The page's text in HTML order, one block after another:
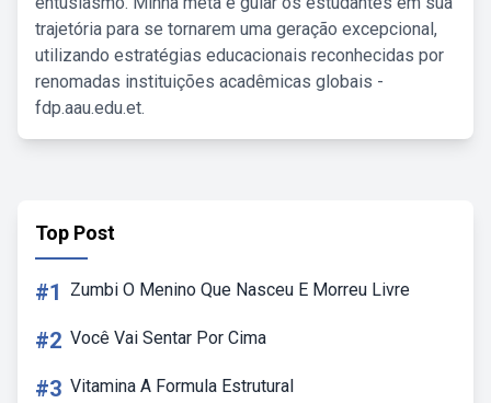
trajetória para se tornarem uma geração excepcional,
utilizando estratégias educacionais reconhecidas por
renomadas instituições acadêmicas globais -
fdp.aau.edu.et.
Top Post
#1 Zumbi O Menino Que Nasceu E Morreu Livre
#2 Você Vai Sentar Por Cima
#3 Vitamina A Formula Estrutural